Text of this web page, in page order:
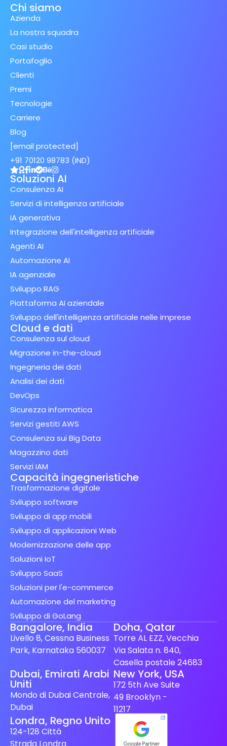
Chi siamo
Azienda
La nostra squadra
Casi studio
Portafoglio
Clienti
Premi
Tecnologie
Carriere
Blog
[email protected]
+91 70120 98783 (IND)
Soluzioni AI
Consulenza AI
Servizi di intelligenza artificiale
IA generativa
Integrazione dell'intelligenza artificiale
Agenti AI
Automazione AI
IA agenziale
Sviluppo RAG
Piattaforma AI aziendale
Sviluppo dell'intelligenza artificiale nelle imprese
Cloud e dati
Consulenza sul cloud
Migrazione in-the-cloud
Ingegneria dei dati
Analisi dei dati
DevOps
Sicurezza informatica
Servizi gestiti AWS
Consulenza sui Big Data
Magazzino dati
Servizi IAM
Capacità ingegneristiche
Trasformazione digitale
Sviluppo software
Sviluppo di app mobili
Sviluppo di applicazioni Web
Modernizzazione delle app
Soluzioni IoT
Sviluppo SaaS
Soluzioni per l'e-commerce
Automazione del marketing
Sviluppo di GoLang
Bangalore, India
Livello 8, Cessna Business
Park, Karnataka 560037
Doha, Qatar
Torre AL EZZ, Vecchia
Via Salata n. 840,
Casella postale 24683
Dubai, Emirati Arabi
Uniti
Mondo di Dubai Centrale,
Dubai
New York, USA
172 5th Ave Suite
49 Brooklyn -
11217
Londra, Regno Unito
124-128 Città
Japanese
Dutch
Spanish (Spain)